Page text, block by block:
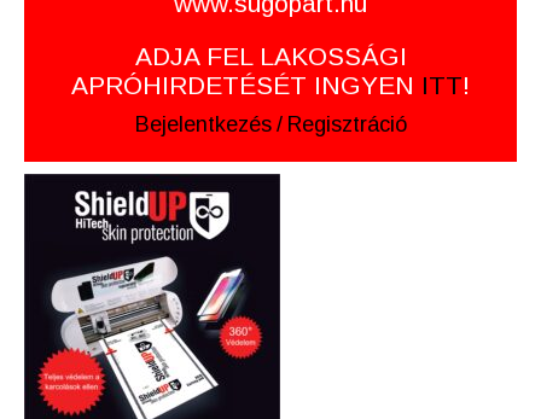
ADJA FEL LAKOSSÁGI
APRÓHIRDETÉSÉT INGYEN ITT!
Bejelentkezés / Regisztráció